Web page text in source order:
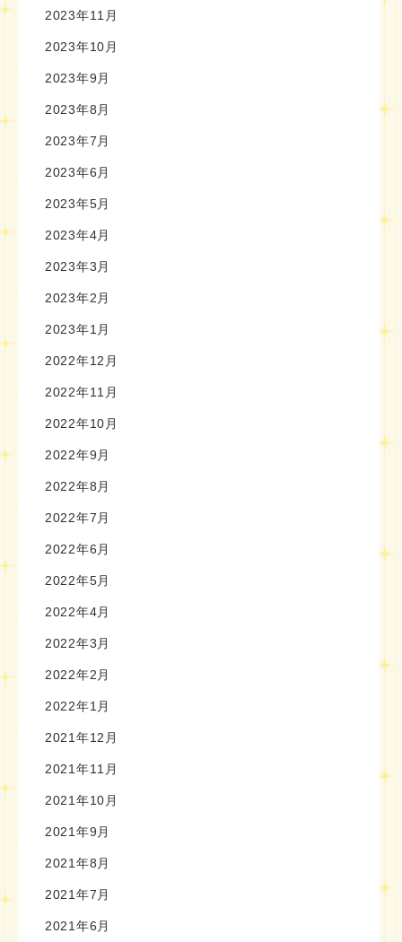
2023年11月
2023年10月
2023年9月
2023年8月
2023年7月
2023年6月
2023年5月
2023年4月
2023年3月
2023年2月
2023年1月
2022年12月
2022年11月
2022年10月
2022年9月
2022年8月
2022年7月
2022年6月
2022年5月
2022年4月
2022年3月
2022年2月
2022年1月
2021年12月
2021年11月
2021年10月
2021年9月
2021年8月
2021年7月
2021年6月